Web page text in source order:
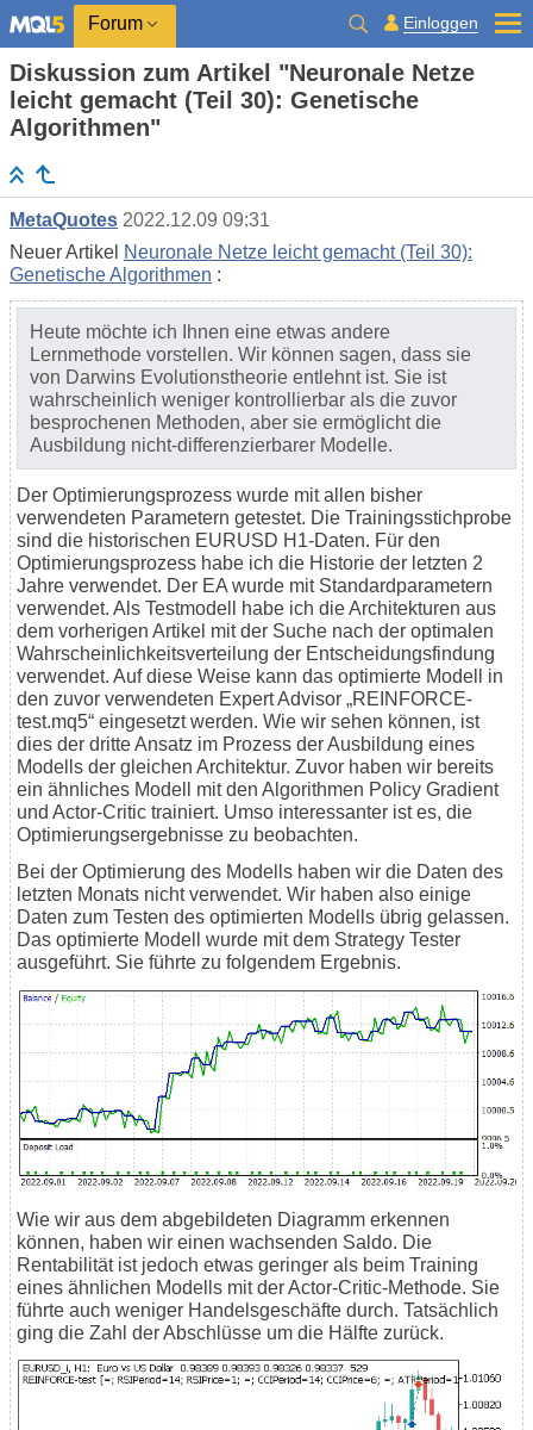
Forum Einloggen
Diskussion zum Artikel "Neuronale Netze
leicht gemacht (Teil 30): Genetische
Algorithmen"
MetaQuotes 2022.12.09 09:31
Neuer Artikel Neuronale Netze leicht gemacht (Teil 30):
Genetische Algorithmen :
Heute möchte ich Ihnen eine etwas andere
Lernmethode vorstellen. Wir können sagen, dass sie
von Darwins Evolutionstheorie entlehnt ist. Sie ist
wahrscheinlich weniger kontrollierbar als die zuvor
besprochenen Methoden, aber sie ermöglicht die
Ausbildung nicht-differenzierbarer Modelle.
Der Optimierungsprozess wurde mit allen bisher
verwendeten Parametern getestet. Die Trainingsstichprobe
sind die historischen EURUSD H1-Daten. Für den
Optimierungsprozess habe ich die Historie der letzten 2
Jahre verwendet. Der EA wurde mit Standardparametern
verwendet. Als Testmodell habe ich die Architekturen aus
dem vorherigen Artikel mit der Suche nach der optimalen
Wahrscheinlichkeitsverteilung der Entscheidungsfindung
verwendet. Auf diese Weise kann das optimierte Modell in
den zuvor verwendeten Expert Advisor „REINFORCE-
test.mq5“ eingesetzt werden. Wie wir sehen können, ist
dies der dritte Ansatz im Prozess der Ausbildung eines
Modells der gleichen Architektur. Zuvor haben wir bereits
ein ähnliches Modell mit den Algorithmen Policy Gradient
und Actor-Critic trainiert. Umso interessanter ist es, die
Optimierungsergebnisse zu beobachten.
Bei der Optimierung des Modells haben wir die Daten des
letzten Monats nicht verwendet. Wir haben also einige
Daten zum Testen des optimierten Modells übrig gelassen.
Das optimierte Modell wurde mit dem Strategy Tester
ausgeführt. Sie führte zu folgendem Ergebnis.
Wie wir aus dem abgebildeten Diagramm erkennen
können, haben wir einen wachsenden Saldo. Die
Rentabilität ist jedoch etwas geringer als beim Training
eines ähnlichen Modells mit der Actor-Critic-Methode. Sie
führte auch weniger Handelsgeschäfte durch. Tatsächlich
ging die Zahl der Abschlüsse um die Hälfte zurück.